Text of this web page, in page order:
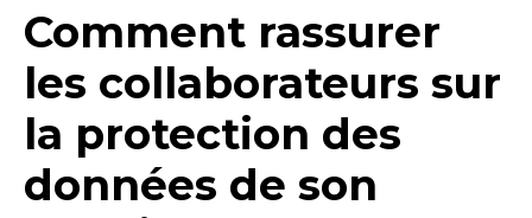
Comment rassurer
les collaborateurs sur
la protection des
données de son